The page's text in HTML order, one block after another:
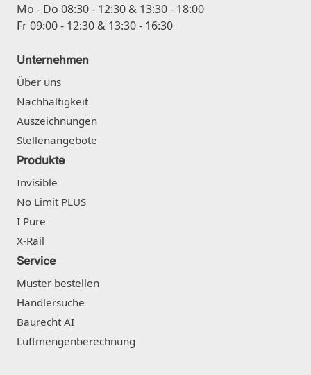
Mo - Do 08:30 - 12:30 & 13:30 - 18:00
Fr 09:00 - 12:30 & 13:30 - 16:30
Unternehmen
Über uns
Nachhaltigkeit
Auszeichnungen
Stellenangebote
Produkte
Invisible
No Limit PLUS
I Pure
X-Rail
Service
Muster bestellen
Händlersuche
Baurecht AI
Luftmengenberechnung